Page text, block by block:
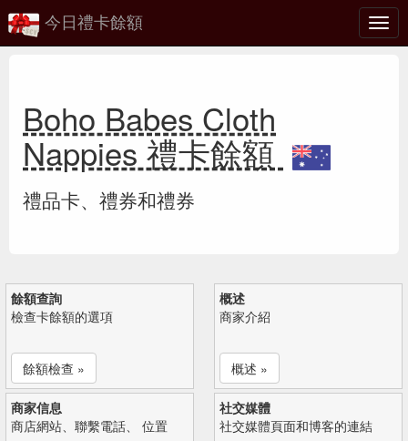
切
換
今日禮卡餘額
Boho Babes Cloth
Nappies 禮卡餘額
禮品卡、禮券和禮券
餘額查詢
檢查卡餘額的選項
餘額檢查 »
概述
商家介紹
概述 »
商家信息
商店網站、聯繫電話、 位置
社交媒體
社交媒體頁面和博客的連結